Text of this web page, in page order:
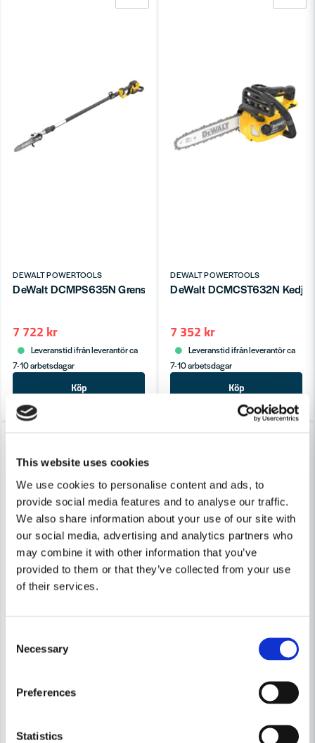
This website uses cookies
We use cookies to personalise content and ads, to
provide social media features and to analyse our traffic.
We also share information about your use of our site with
our social media, advertising and analytics partners who
may combine it with other information that you’ve
provided to them or that they’ve collected from your use
of their services.
Selection
Necessary
Preferences
Statistics
DEWALT POWERTOOLS
DeWalt DCMPS635N Grensåg 54V XR FLEXVOLT (utan
7 722 kr
Leveranstid ifrån leverantör ca
7-10 arbetsdagar
Köp
DEWALT POWERTOOLS
DeWalt DCMCST632N
7 352 kr
Leveranstid ifrån leverantör ca
7-10 arbetsdagar
Köp
FLEXVOLT 54V
Hem-/Företagsleverans